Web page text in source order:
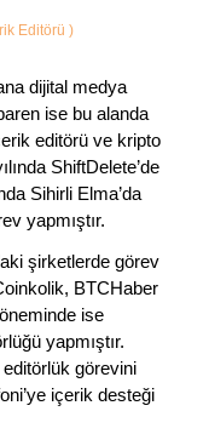
Editörü )
dijital medya
ise bu alanda
editörü ve kripto
ShiftDelete’de
Sihirli Elma’da
yapmıştır.
şirketlerde görev
BTCHaber
ise
yapmıştır.
editörlük görevini
içerik desteği